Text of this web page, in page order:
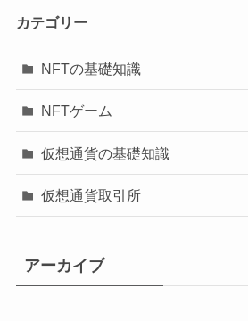
カテゴリー
NFTの基礎知識
NFTゲーム
仮想通貨の基礎知識
仮想通貨取引所
アーカイブ